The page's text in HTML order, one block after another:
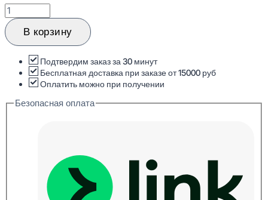
Количество
товара
DeARTIO
P5.100.18
напольный
18x100x2070
В корзину
Подтвердим заказ за 30 минут
Бесплатная доставка при заказе от 15000 руб
Оплатить можно при получении
Безопасная оплата